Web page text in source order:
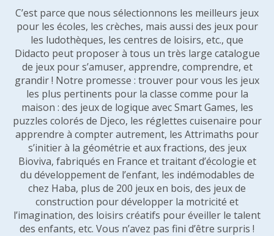
C’est parce que nous sélectionnons les meilleurs jeux
pour les écoles, les crèches, mais aussi des jeux pour
les ludothèques, les centres de loisirs, etc., que
Didacto peut proposer à tous un très large catalogue
de jeux pour s’amuser, apprendre, comprendre, et
grandir ! Notre promesse : trouver pour vous les jeux
les plus pertinents pour la classe comme pour la
maison : des jeux de logique avec Smart Games, les
puzzles colorés de Djeco, les réglettes cuisenaire pour
apprendre à compter autrement, les Attrimaths pour
s’initier à la géométrie et aux fractions, des jeux
Bioviva, fabriqués en France et traitant d’écologie et
du développement de l’enfant, les indémodables de
chez Haba, plus de 200 jeux en bois, des jeux de
construction pour développer la motricité et
l’imagination, des loisirs créatifs pour éveiller le talent
des enfants, etc. Vous n’avez pas fini d’être surpris !